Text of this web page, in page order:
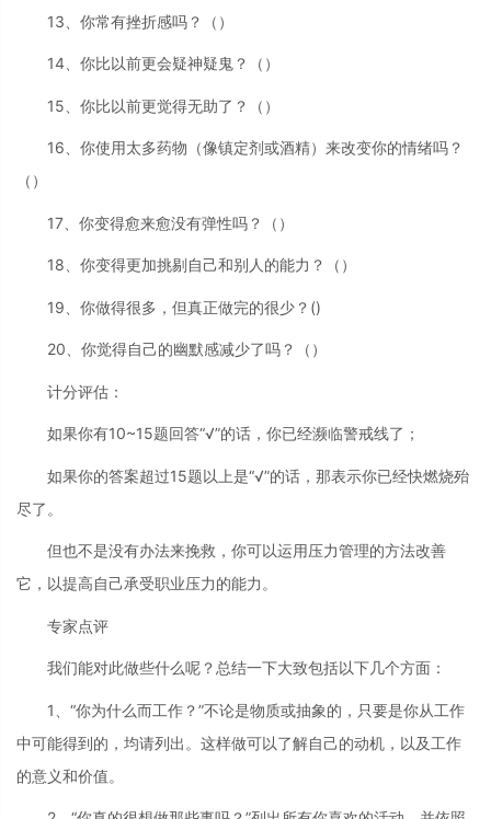
13、你常有挫折感吗？（）
14、你比以前更会疑神疑鬼？（）
15、你比以前更觉得无助了？（）
16、你使用太多药物（像镇定剂或酒精）来改变你的情绪吗？
（）
17、你变得愈来愈没有弹性吗？（）
18、你变得更加挑剔自己和别人的能力？（）
19、你做得很多，但真正做完的很少？()
20、你觉得自己的幽默感减少了吗？（）
计分评估：
如果你有10~15题回答“√”的话，你已经濒临警戒线了；
如果你的答案超过15题以上是“√”的话，那表示你已经快燃烧殆
尽了。
但也不是没有办法来挽救，你可以运用压力管理的方法改善
它，以提高自己承受职业压力的能力。
专家点评
我们能对此做些什么呢？总结一下大致包括以下几个方面：
1、“你为什么而工作？”不论是物质或抽象的，只要是你从工作
中可能得到的，均请列出。这样做可以了解自己的动机，以及工作
的意义和价值。